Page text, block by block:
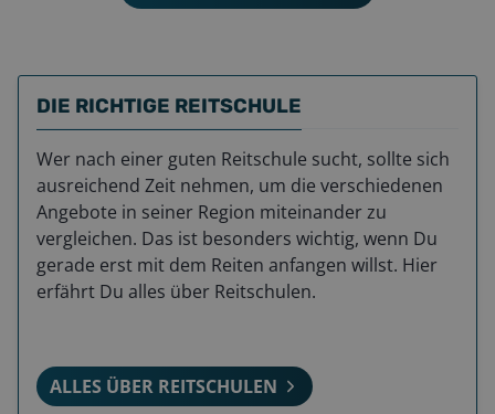
DIE RICHTIGE REITSCHULE
Wer nach einer guten Reitschule sucht, sollte sich
ausreichend Zeit nehmen, um die verschiedenen
Angebote in seiner Region miteinander zu
vergleichen. Das ist besonders wichtig, wenn Du
gerade erst mit dem Reiten anfangen willst. Hier
erfährt Du alles über Reitschulen.
ALLES ÜBER REITSCHULEN